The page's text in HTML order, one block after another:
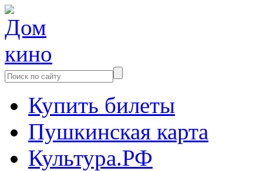
Купить билеты
Пушкинская карта
Культура.РФ